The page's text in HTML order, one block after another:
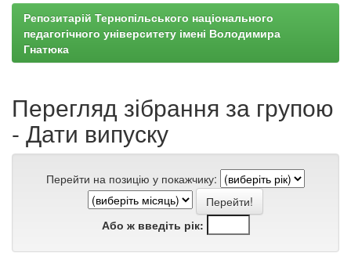
Репозитарій Тернопільського національного
педагогічного університету імені Володимира
Гнатюка
Перегляд зібрання за групою
- Дати випуску
Перейти на позицію у покажчику:
Або ж введіть рік: